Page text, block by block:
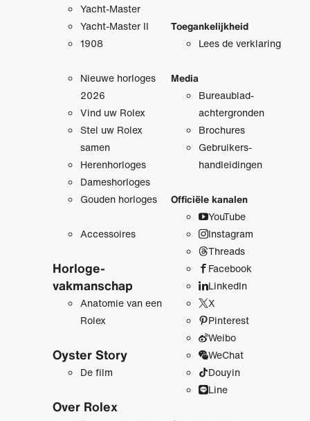
Yacht-Master
Yacht-Master II
1908
Nieuwe horloges
2026
Vind uw Rolex
Stel uw Rolex
samen
Herenhorloges
Dameshorloges
Gouden horloges
Accessoires
Horloge­
vakmanschap
Anatomie van een
Rolex
Oyster Story
De film
Over Rolex
Toegankelijkheid
Lees de verklaring
Media
Bureaublad­
achtergronden
Brochures
Gebruikers­
handleidingen
Officiële kanalen
YouTube
Instagram
Threads
Facebook
LinkedIn
X
Pinterest
Weibo
WeChat
Douyin
Line